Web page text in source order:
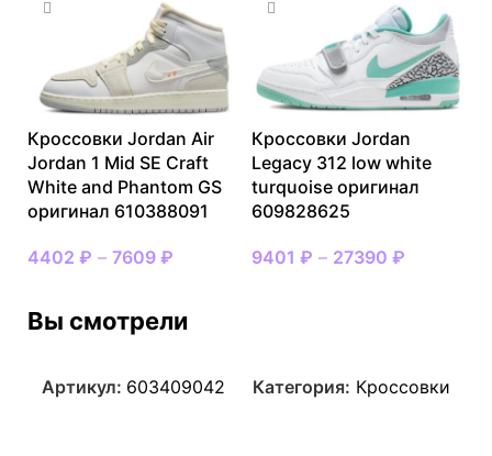
Кроссовки Jordan Air
Jordan 1 Mid SE Craft
White and Phantom GS
оригинал 610388091
4402 ₽ – 7609 ₽
Кроссовки Jordan
Legacy 312 low white
turquoise оригинал
609828625
9401 ₽ – 27390 ₽
Вы смотрели
Артикул: 603409042 Категория: Кроссовки